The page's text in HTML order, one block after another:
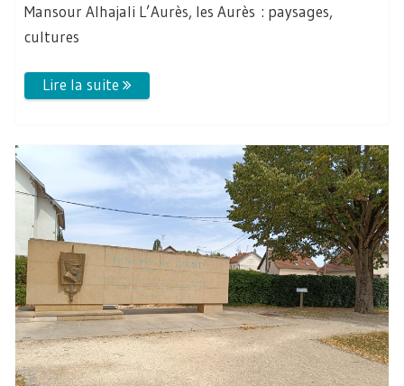
Mansour Alhajali L’Aurès, les Aurès : paysages,
cultures